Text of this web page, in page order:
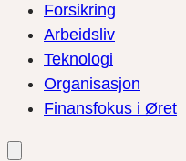
Forsikring
Arbeidsliv
Teknologi
Organisasjon
Finansfokus i Øret